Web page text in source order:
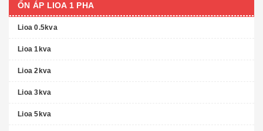
ỔN ÁP LIOA 1 PHA
Lioa 0.5kva
Lioa 1kva
Lioa 2kva
Lioa 3kva
Lioa 5kva